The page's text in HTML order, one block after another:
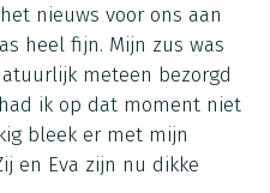
nieuws voor ons aan
heel fijn. Mijn zus was
meteen bezorgd
ik op dat moment niet
bleek er met mijn
en Eva zijn nu dikke